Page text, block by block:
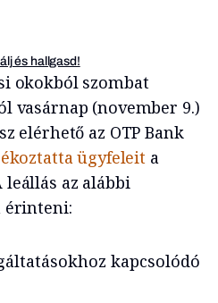
és hallgasd!
okokból szombat
vasárnap (november 9.)
elérhető az OTP Bank
ügyfeleita
leállás az alábbi
érinteni:
kapcsolódó